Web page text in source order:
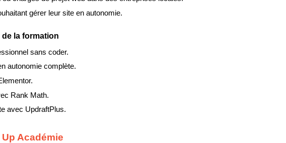
gérer leur site en autonomie.
la formation
sans coder.
autonomie complète.
Rank Math.
avec UpdraftPlus.
Académie